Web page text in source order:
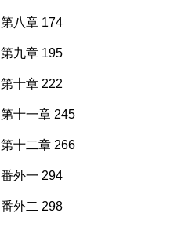
第八章 174
第九章 195
第十章 222
第十一章 245
第十二章 266
番外一 294
番外二 298